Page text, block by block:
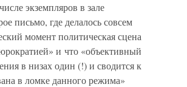
экземпляров в зале
письмо, где делалось совсем
момент политическая сцена
и что «объективный
в низах один (!) и сводится к
в ломке данного режима»